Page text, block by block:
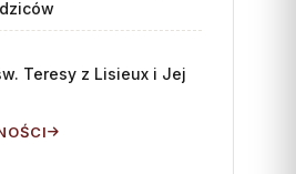
Teresy z Lisieux i Jej